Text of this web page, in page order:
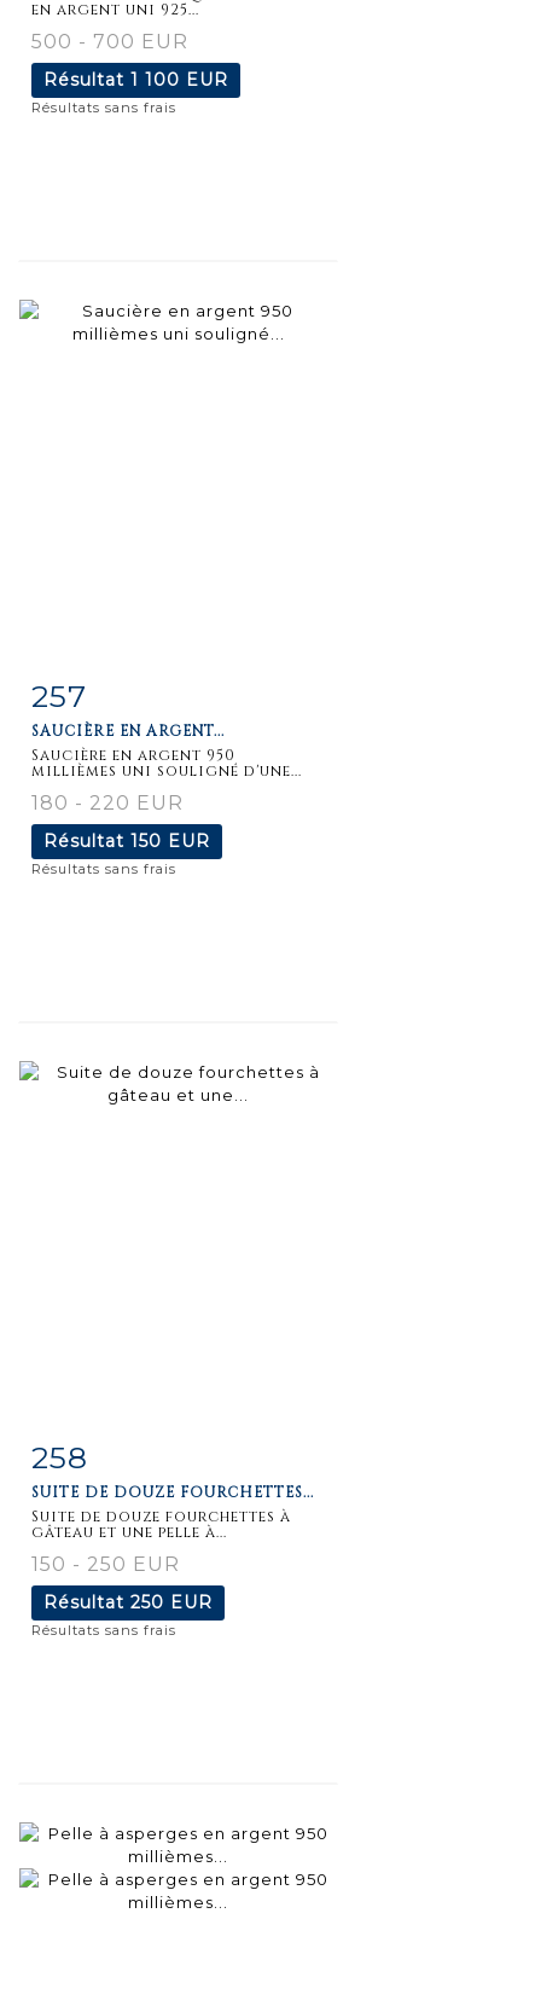
en argent uni 925...
500 - 700 EUR
Résultat 1 100 EUR
Résultats sans frais
Fiche
détaillée
257
SAUCIÈRE EN ARGENT...
Saucière en argent 950
millièmes uni souligné d'une...
180 - 220 EUR
Résultat 150 EUR
Résultats sans frais
Fiche
258
SUITE DE DOUZE FOURCHETTES...
Suite de douze fourchettes à
gâteau et une pelle à...
150 - 250 EUR
Résultat 250 EUR
Résultats sans frais